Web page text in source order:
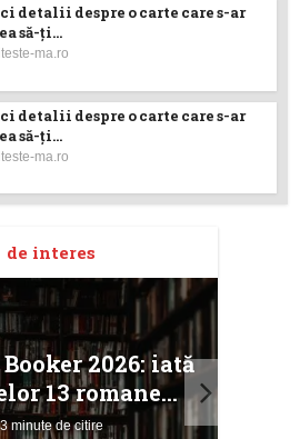
detalii despre o carte care s-ar
să-ţi...
ma.ro
detalii despre o carte care s-ar
să-ţi...
ma.ro
de interes
2026: iată
13 romane...
3 minute de citire